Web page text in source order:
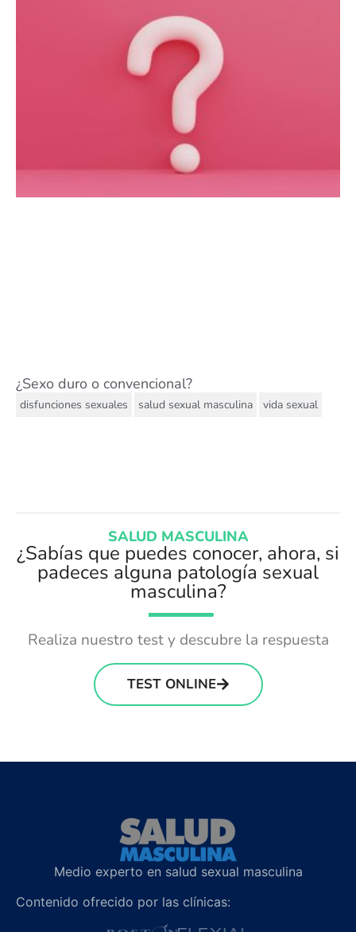
¿Sexo duro o convencional?
disfunciones sexuales salud sexual masculina vida sexual
SALUD MASCULINA
¿Sabías que puedes conocer, ahora, si
padeces alguna patología sexual
masculina?
Realiza nuestro test y descubre la respuesta
TEST ONLINE
Medio experto en salud sexual masculina
Contenido ofrecido por las clínicas: